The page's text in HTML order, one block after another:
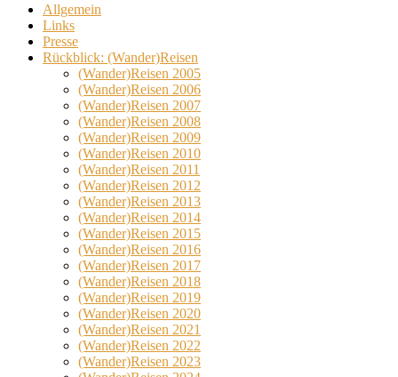
Allgemein
Links
Presse
Rückblick: (Wander)Reisen
(Wander)Reisen 2005
(Wander)Reisen 2006
(Wander)Reisen 2007
(Wander)Reisen 2008
(Wander)Reisen 2009
(Wander)Reisen 2010
(Wander)Reisen 2011
(Wander)Reisen 2012
(Wander)Reisen 2013
(Wander)Reisen 2014
(Wander)Reisen 2015
(Wander)Reisen 2016
(Wander)Reisen 2017
(Wander)Reisen 2018
(Wander)Reisen 2019
(Wander)Reisen 2020
(Wander)Reisen 2021
(Wander)Reisen 2022
(Wander)Reisen 2023